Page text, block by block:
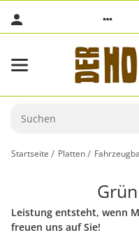
Startseite Platten
Leistung entsteht, wenn
freuen uns auf Sie!